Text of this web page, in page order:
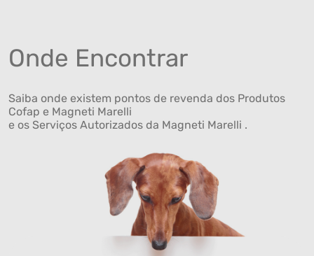
Onde Encontrar
Saiba onde existem pontos de revenda dos Produtos
Cofap e Magneti Marelli
e os Serviços Autorizados da Magneti Marelli .